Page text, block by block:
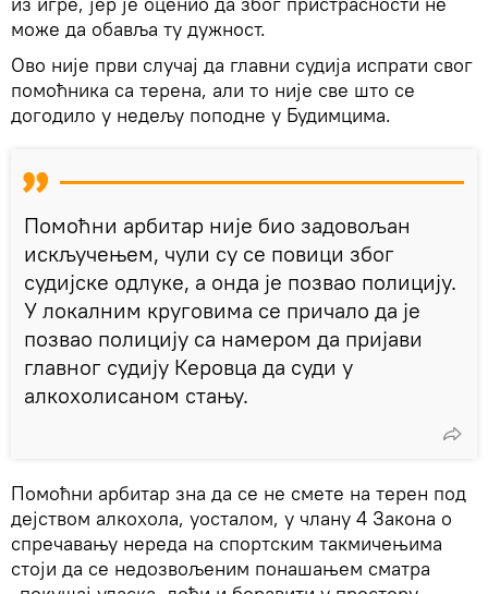
може да обавља ту дужност.
Ово није први случај да главни судија испрати свог
помоћника са терена, али то није све што се
догодило у недељу поподне у Будимцима.
Помоћни арбитар није био задовољан
искључењем, чули су се повици због
судијске одлуке, а онда је позвао полицију.
У локалним круговима се причало да је
позвао полицију са намером да пријави
главног судију Керовца да суди у
алкохолисаном стању.
Помоћни арбитар зна да се не смете на терен под
дејством алкохола, уосталом, у члану 4 Закона о
спречавању нереда на спортским такмичењима
стоји да се недозвољеним понашањем сматра